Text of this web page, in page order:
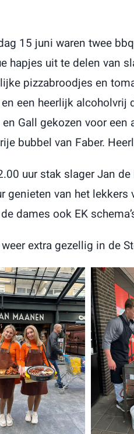
15 juni waren twee
hapjes uit te delen van
pizzabroodjes en
een heerlijk alcoholvrij
Gall gekozen voor
bubbel van Faber.
uur stak slager Jan
genieten van het
dames ook EK
extra gezellig in de